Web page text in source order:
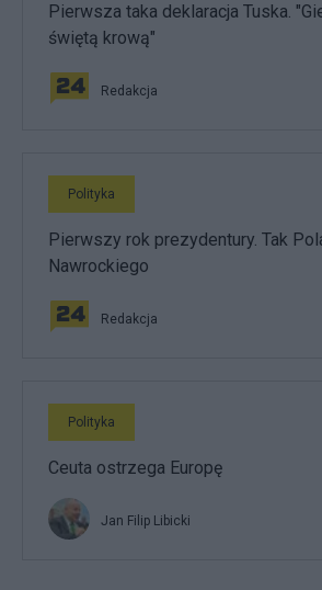
Pierwsza taka deklaracja Tuska.
świętą krową"
Redakcja
Polityka
Pierwszy rok prezydentury. Tak
Nawrockiego
Redakcja
Polityka
Ceuta ostrzega Europę
Jan Filip Libicki